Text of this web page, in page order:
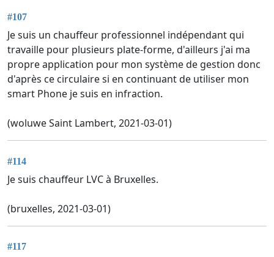
#107
Je suis un chauffeur professionnel indépendant qui
travaille pour plusieurs plate-forme, d'ailleurs j'ai ma
propre application pour mon système de gestion donc
d'après ce circulaire si en continuant de utiliser mon
smart Phone je suis en infraction.
(woluwe Saint Lambert, 2021-03-01)
#114
Je suis chauffeur LVC à Bruxelles.
(bruxelles, 2021-03-01)
#117